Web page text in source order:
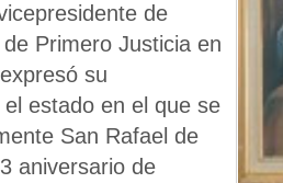
de
Primero Justicia en
su
estado en el que se
San Rafael de
aniversario de